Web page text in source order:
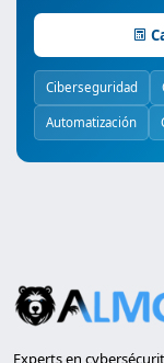
Ciberseguridad
Automatización
Experts en